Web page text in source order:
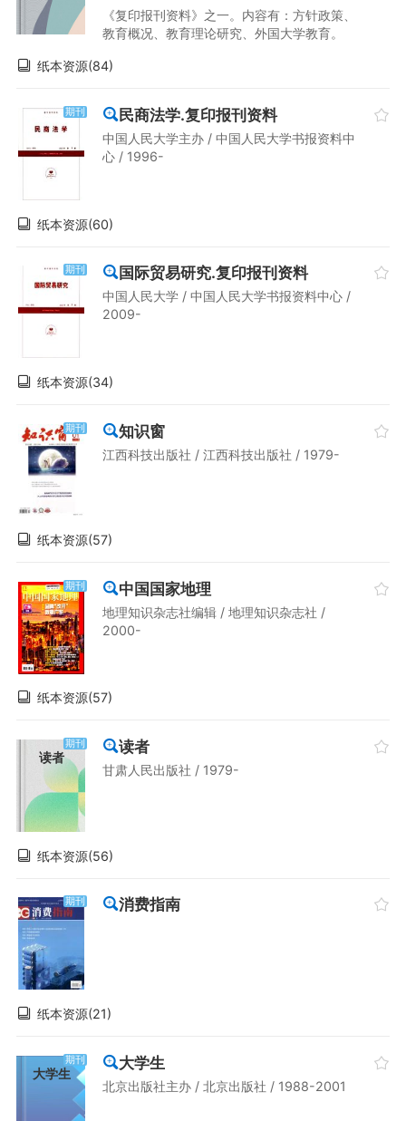
《复印报刊资料》之一。内容有：方针政策、
教育概况、教育理论研究、外国大学教育。
纸本资源(84)
期刊 民商法学.复印报刊资料
中国人民大学主办 / 中国人民大学书报资料中
心 / 1996-
纸本资源(60)
期刊 国际贸易研究.复印报刊资料
中国人民大学 / 中国人民大学书报资料中心 /
2009-
纸本资源(34)
期刊 知识窗
江西科技出版社 / 江西科技出版社 / 1979-
纸本资源(57)
期刊 中国国家地理
地理知识杂志社编辑 / 地理知识杂志社 /
2000-
纸本资源(57)
读者
期刊 读者
甘肃人民出版社 / 1979-
纸本资源(56)
期刊 消费指南
纸本资源(21)
大学生
期刊 大学生
北京出版社主办 / 北京出版社 / 1988-2001